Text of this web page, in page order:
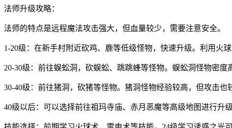
法师升级攻略：
法师的特点是远程魔法攻击强大，但血量较少，需要注意安全。
1-20级：在新手村附近砍鸡、鹿等低级怪物，快速升级。利用火
20-30级：前往蜈蚣洞，砍蜈蚣、跳跳蜂等怪物。蜈蚣洞怪物密度
30-40级：前往猪洞，砍猪等怪物。猪洞怪物经验较高，但攻击也
40级以后：可以选择前往祖玛寺庙、赤月恶魔等高级地图进行升